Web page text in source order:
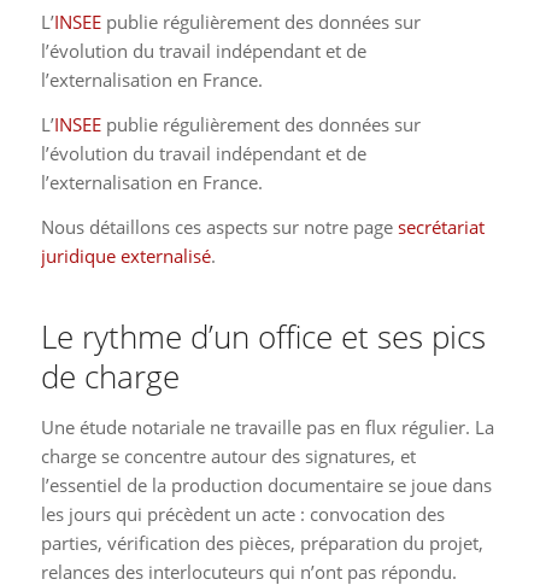
L’INSEEpublie régulièrement des données sur
l’évolution du travail indépendant et de
l’externalisation en France.
L’INSEEpublie régulièrement des données sur
l’évolution du travail indépendant et de
l’externalisation en France.
Nous détaillons ces aspects sur notre page secrétariat
juridique externalisé.
Le rythme d’un office et ses pics
de charge
Une étude notariale ne travaille pas en flux régulier. La
charge se concentre autour des signatures, et
l’essentiel de la production documentaire se joue dans
les jours qui précèdent un acte : convocation des
parties, vérification des pièces, préparation du projet,
relances des interlocuteurs qui n’ont pas répondu.